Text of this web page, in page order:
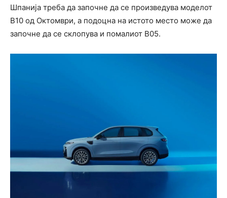
Шпанија треба да започне да се произведува моделот
B10 од Октомври, а подоцна на истото место може да
започне да се склопува и помалиот B05.